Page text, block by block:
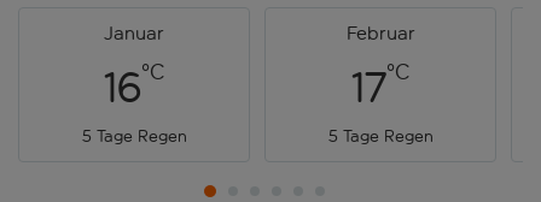
Januar
16°C
5 Tage Regen
Februar
17°C
5 Tage Regen